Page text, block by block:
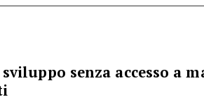
senza accesso a